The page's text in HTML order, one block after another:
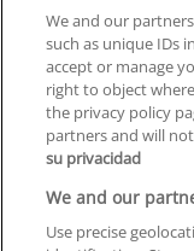
We and our
such as unique IDs
accept or manage
right to object
the privacy policy
partners and will
su privacidad
We and our
Use precise